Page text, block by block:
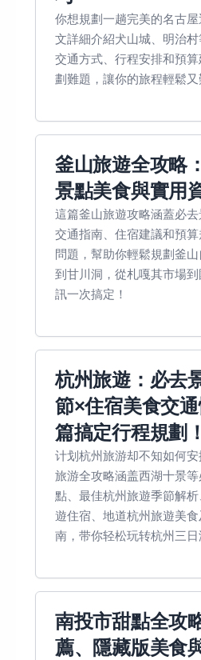
你想規劃一趟完美的名古
文詳細介紹犬山城、明治
交通方式、行程安排和預
劃難題，讓你的旅程輕鬆又
釜山旅遊全攻略
景點美食與實用
這篇釜山旅遊攻略涵蓋必去
交通指南、住宿建議和預
問題，幫助你輕鬆規劃釜
到甘川洞，從札嘎其市場
訊一次搞定！
杭州旅遊：必去
節×住宿美食交
篇搞定行程規劃！
计划杭州旅游却不知如何
旅游全攻略涵盖西湖十景
點、最佳杭州旅遊季節解
遊住宿、地道杭州旅遊美
南，带你轻松玩转杭州三日
南投市甜點全攻
薦、隱藏版美食